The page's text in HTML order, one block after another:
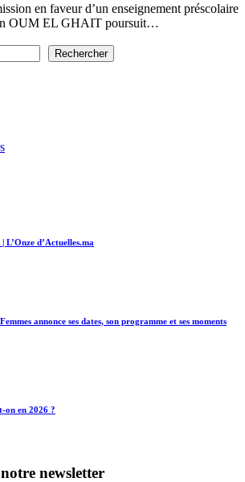
en faveur d’un enseignement préscolaire
OUM EL GHAIT poursuit…
Rechercher
L’Onze d’Actuelles.ma
annonce ses dates, son programme et ses moments
on en 2026 ?
newsletter